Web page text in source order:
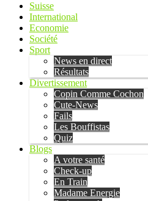
Suisse
International
Economie
Société
Sport
News en direct
Résultats
Divertissement
Copin Comme Cochon
Cute-News
Fails
Les Bouffistas
Quiz
Blogs
A votre santé
Check-up
En Train
Madame Energie